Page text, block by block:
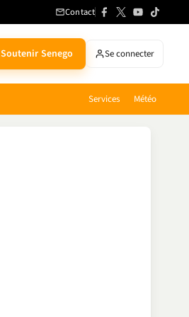
Contact
Soutenir Senego Se connecter
Services Météo